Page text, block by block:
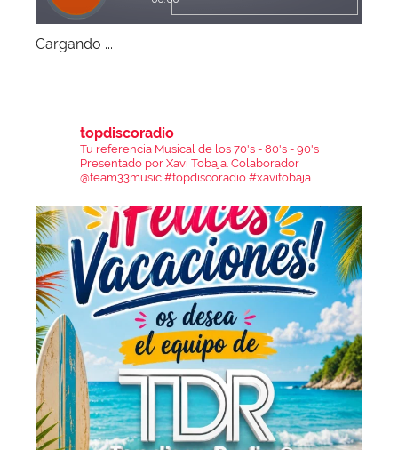
Cargando ...
topdiscoradio
Tu referencia Musical de los 70's - 80's - 90's
Presentado por Xavi Tobaja. Colaborador
@team33music #topdiscoradio #xavitobaja